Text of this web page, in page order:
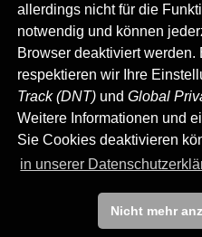
allerdings nicht für die
notwendig und können
Browser deaktiviert werden.
respektieren wir Ihre
Track (DNT) undGlobal
Weitere Informationen und
Sie Cookies deaktivieren
in unserer
Nicht mehr
Über uns
◆ Impressum
◆ Kontakt
◆ AGB
◆ Datenschutzerklärung
Partner-Links
◆ Glossar